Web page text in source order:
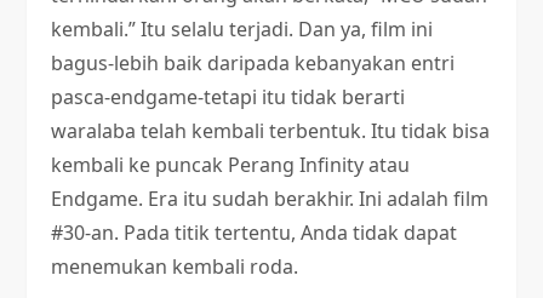
kembali.” Itu selalu terjadi. Dan ya, film ini
bagus-lebih baik daripada kebanyakan entri
pasca-endgame-tetapi itu tidak berarti
waralaba telah kembali terbentuk. Itu tidak bisa
kembali ke puncak Perang Infinity atau
Endgame. Era itu sudah berakhir. Ini adalah film
#30-an. Pada titik tertentu, Anda tidak dapat
menemukan kembali roda.